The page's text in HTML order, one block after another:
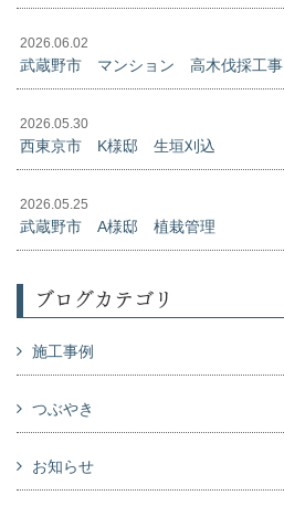
2026.06.02
武蔵野市 マンション 高木伐採工事
2026.05.30
西東京市 K様邸 生垣刈込
2026.05.25
武蔵野市 A様邸 植栽管理
ブログカテゴリ
施工事例
つぶやき
お知らせ